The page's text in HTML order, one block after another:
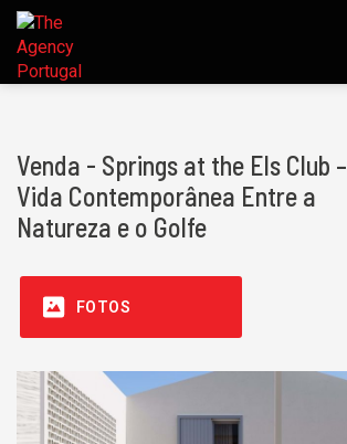
Venda - Springs at the Els Club –
Vida Contemporânea Entre a
Natureza e o Golfe
FOTOS